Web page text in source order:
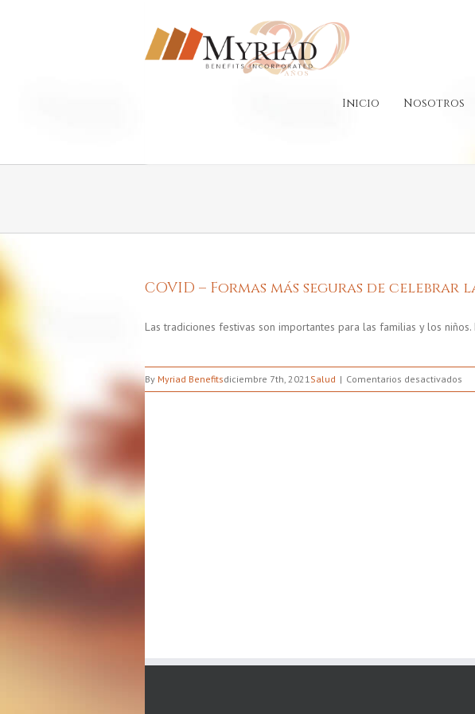
Inicio Nosotros
COVID – Formas más seguras de celebrar
Las tradiciones festivas son importantes para las familias y los
By Myriad Benefitsdiciembre 7th, 2021 Salud Comentarios desactivados